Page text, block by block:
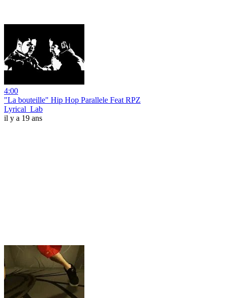
4:00
"La bouteille" Hip Hop Parallele Feat RPZ
Lyrical_Lab
il y a 19 ans